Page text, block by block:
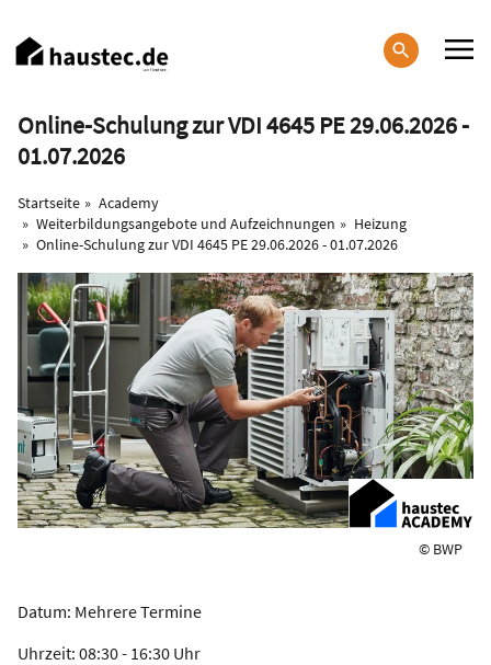
zum
Inhalt
Haupt-
Navigation
Online-Schulung zur VDI 4645 PE 29.06.2026 -
01.07.2026
Startseite
Academy
Weiterbildungsangebote und Aufzeichnungen
Heizung
Online-Schulung zur VDI 4645 PE 29.06.2026 - 01.07.2026
© BWP
Datum: Mehrere Termine
Uhrzeit: 08:30 - 16:30 Uhr